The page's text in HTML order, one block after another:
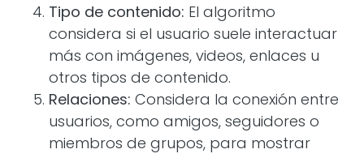
Tipo de contenido: El algoritmo
considera si el usuario suele interactuar
más con imágenes, videos, enlaces u
otros tipos de contenido.
Relaciones: Considera la conexión entre
usuarios, como amigos, seguidores o
miembros de grupos, para mostrar